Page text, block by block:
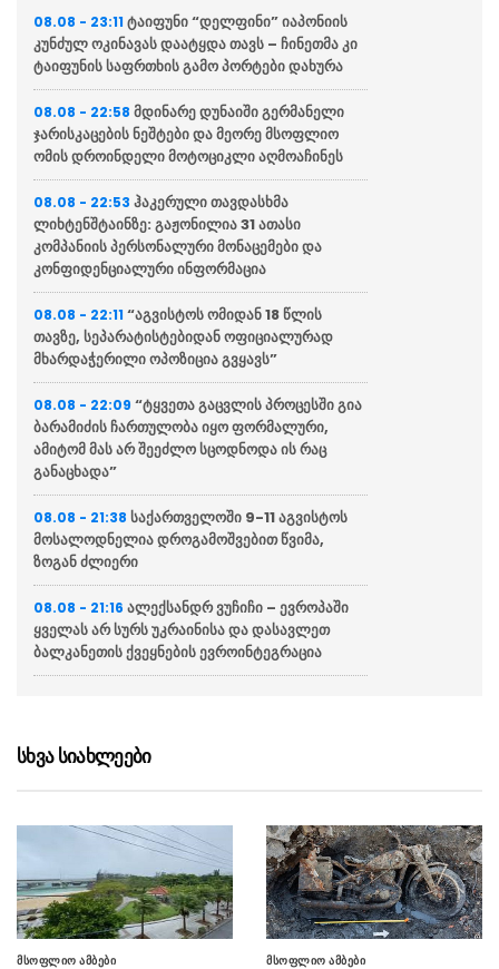
08.08 - 23:11 ტაიფუნი “დელფინი” იაპონიის
კუნძულ ოკინავას დაატყდა თავს – ჩინეთმა კი
ტაიფუნის საფრთხის გამო პორტები დახურა
08.08 - 22:58 მდინარე დუნაიში გერმანელი
ჯარისკაცების ნეშტები და მეორე მსოფლიო
ომის დროინდელი მოტოციკლი აღმოაჩინეს
08.08 - 22:53 ჰაკერული თავდასხმა
ლიხტენშტაინზე: გაჟონილია 31 ათასი
კომპანიის პერსონალური მონაცემები და
კონფიდენციალური ინფორმაცია
08.08 - 22:11 “აგვისტოს ომიდან 18 წლის
თავზე, სეპარატისტებიდან ოფიციალურად
მხარდაჭერილი ოპოზიცია გვყავს”
08.08 - 22:09 “ტყვეთა გაცვლის პროცესში გია
ბარამიძის ჩართულობა იყო ფორმალური,
ამიტომ მას არ შეეძლო სცოდნოდა ის რაც
განაცხადა”
08.08 - 21:38 საქართველოში 9-11 აგვისტოს
მოსალოდნელია დროგამოშვებით წვიმა,
ზოგან ძლიერი
08.08 - 21:16 ალექსანდრ ვუჩიჩი – ევროპაში
ყველას არ სურს უკრაინისა და დასავლეთ
ბალკანეთის ქვეყნების ევროინტეგრაცია
მიაწვდის „პეტრიოტის“ სისტემისთვის
რაკეტებს, თუმცა მათი რაოდენობა
08.08 - 20:12ბულგარეთში აცხადებენ რომ
ქვეყანაში რუმინეთის საჰაერო სივრციდან
დრონი შეფრინდა და აფეთქდა, უპილოტო
საფრენი აპარატის წარმომავლობა
გაურკვეველია
სხვა სიახლეები
მსოფლიო ამბები მსოფლიო ამბები